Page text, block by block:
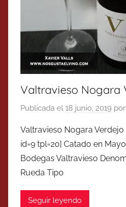
Valtravieso Nogara
Publicada el 18 junio, 2019 por
Valtravieso Nogara
id=9 tpl=20] Catado en
Bodegas Valtravieso
Rueda Tipo
Seguir leyendo